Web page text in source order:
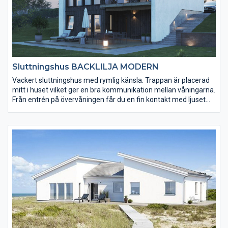
Sluttningshus BACKLILJA MODERN
Vackert sluttningshus med rymlig känsla. Trappan är placerad
mitt i huset vilket ger en bra kommunikation mellan våningarna.
Från entrén på övervåningen får du en fin kontakt med ljuset
gott om förvaring. Som alternativ planlösning kan väggen
stora fönstret. Gör du på samma sätt på sluttningsplanet,
mellan hallen och det lilla sovrummet, får du en fin plats för tv-
rum/allrum.